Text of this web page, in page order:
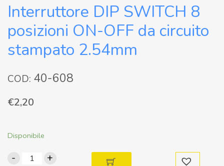
Interruttore DIP SWITCH 8
posizioni ON-OFF da circuito
stampato 2.54mm
COD: 40-608
€2,20
Disponibile
-
Interruttore
+